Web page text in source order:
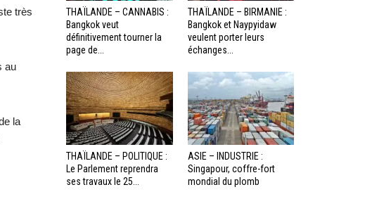
très
au
la
THAÏLANDE – CANNABIS :
Bangkok veut
définitivement tourner la
page de...
THAÏLANDE – BIRMANIE :
Bangkok et Naypyidaw
veulent porter leurs
échanges...
THAÏLANDE – POLITIQUE :
Le Parlement reprendra
ses travaux le 25...
ASIE – INDUSTRIE :
Singapour, coffre-fort
mondial du plomb